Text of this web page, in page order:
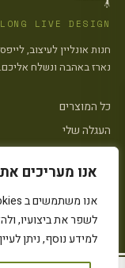
אנו מעריכים
לשפר את ביצועיו,
למידע נוסף, ניתן
LONG LIVE DESIGN!
חנות אונליין לעיצוב,
נארז באהבה ונשלח אליכם.
כל המוצרים
העגלה שלי
הצהרת נגישות · מדיניות